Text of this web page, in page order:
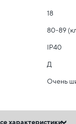
18
80-89
IP40
Д
Очень
характеристики